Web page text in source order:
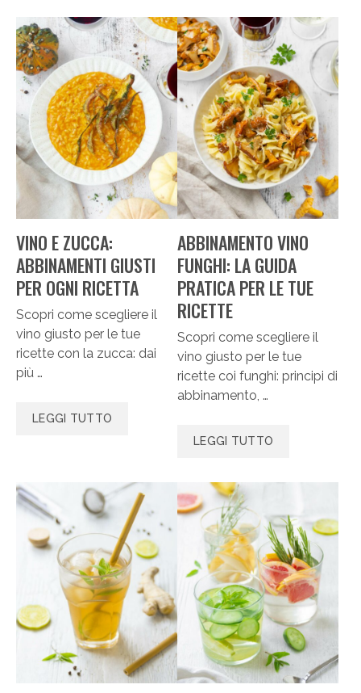
VINO E ZUCCA:
ABBINAMENTI GIUSTI
PER OGNI RICETTA
Scopri come scegliere il
vino giusto per le tue
ricette con la zucca: dai
più …
LEGGI TUTTO
ABBINAMENTO VINO
FUNGHI: LA GUIDA
PRATICA PER LE TUE
RICETTE
Scopri come scegliere il
vino giusto per le tue
ricette coi funghi: principi di
abbinamento, …
LEGGI TUTTO